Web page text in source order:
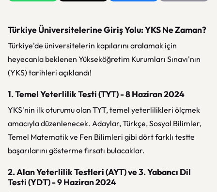
Türkiye Üniversitelerine Giriş Yolu: YKS Ne Zaman?
Türkiye'de üniversitelerin kapılarını aralamak için
heyecanla beklenen Yükseköğretim Kurumları Sınavı'nın
(YKS) tarihleri açıklandı!
1. Temel Yeterlilik Testi (TYT) - 8 Haziran 2024
YKS'nin ilk oturumu olan TYT, temel yeterlilikleri ölçmek
amacıyla düzenlenecek. Adaylar, Türkçe, Sosyal Bilimler,
Temel Matematik ve Fen Bilimleri gibi dört farklı testte
başarılarını gösterme fırsatı bulacaklar.
2. Alan Yeterlilik Testleri (AYT) ve 3. Yabancı Dil
Testi (YDT) - 9 Haziran 2024